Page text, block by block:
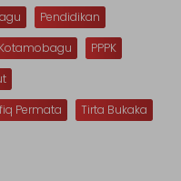
Pendidikan
PPPK
Permata
Tirta Bukaka